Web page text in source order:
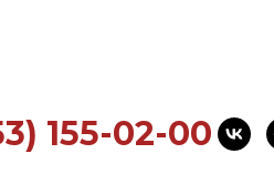
155-02-00